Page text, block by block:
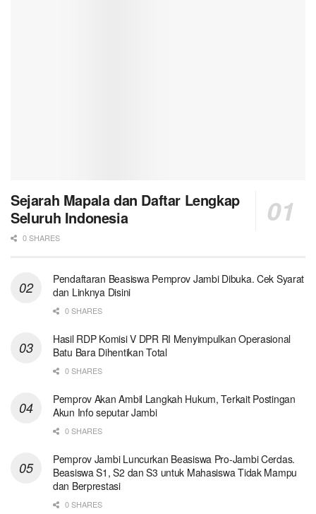
Sejarah Mapala dan Daftar Lengkap
Seluruh Indonesia
0 SHARES
Pendaftaran Beasiswa Pemprov Jambi Dibuka. Cek Syarat
dan Linknya Disini
0 SHARES
Hasil RDP Komisi V DPR RI Menyimpulkan Operasional
Batu Bara Dihentikan Total
0 SHARES
Pemprov Akan Ambil Langkah Hukum, Terkait Postingan
Akun Info seputar Jambi
0 SHARES
Pemprov Jambi Luncurkan Beasiswa Pro-Jambi Cerdas.
Beasiswa S1, S2 dan S3 untuk Mahasiswa Tidak Mampu
dan Berprestasi
0 SHARES